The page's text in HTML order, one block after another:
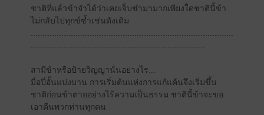
ชาติที่แล้วข้าจำได้ว่าเคยเจ็บชำมามากเพียงใดชาตินี้ข้า
ไม่กลับไปทุกข์ซ้ำเช่นดังเดิม
สามีข้าหรือป้ายวิญญานั่นอย่างไร...
มื่อปี่อั้นแบ่งบาน การเริ่มต้นแห่งการแก้แค้นจึงเริ่มขึ้น
ชาติก่อนข้าตายอย่างไร้ความเป็นธรรม ชาตินี้ข้าจะขอ
เอาคืนพวกท่านทุกคน